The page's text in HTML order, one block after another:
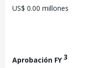
US$ 0.00 millones
Aprobación FY3